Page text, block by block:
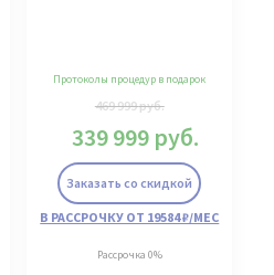
Заказать со скидкой
Протоколы процедур в подарок
469 999руб.
339 999 руб.
В РАССРОЧКУ ОТ 19584 ₽/МЕС
Рассрочка 0%